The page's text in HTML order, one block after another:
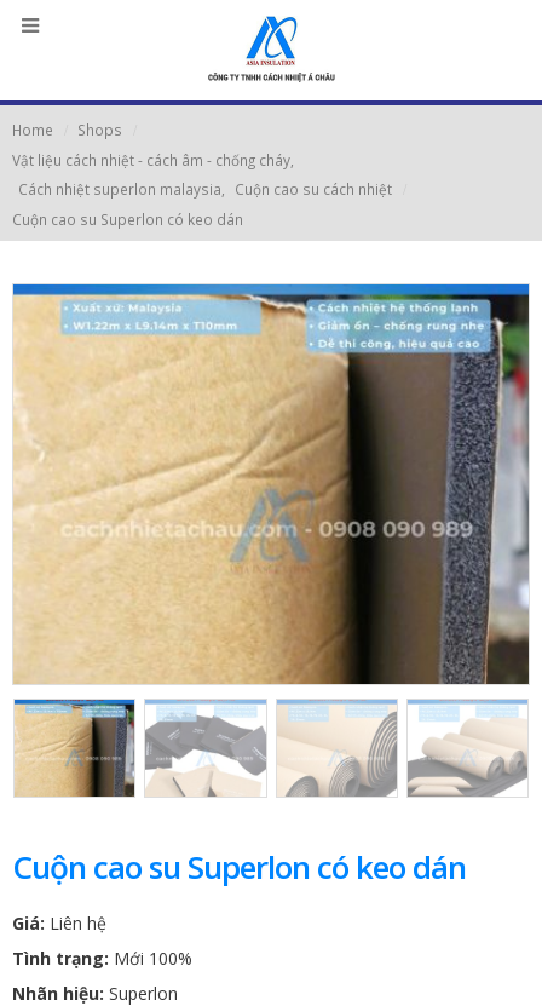
Home
Shops
Vật liệu cách nhiệt - cách âm - chống cháy
Cách nhiệt superlon malaysia
Cuộn cao su cách nhiệt
Cuộn cao su Superlon có keo dán
Cuộn cao su Superlon có keo dán
Giá: Liên hệ
Tình trạng: Mới 100%
Nhãn hiệu: Superlon